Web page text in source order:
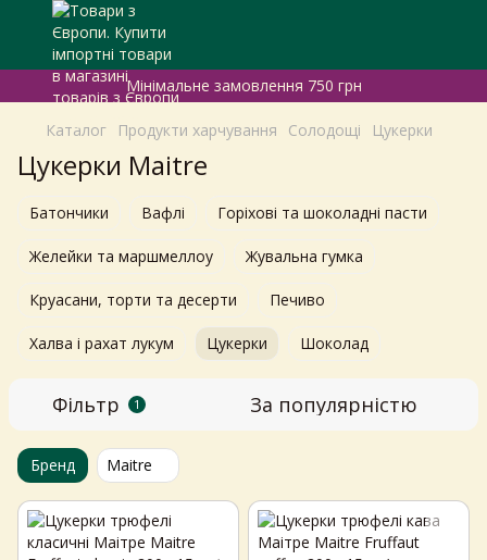
Мінімальне замовлення 750 грн
Каталог Продукти харчування Солодощі Цукерки
Цукерки Maitre
Батончики Вафлі Горіхові та шоколадні пасти
Желейки та маршмеллоу Жувальна гумка
Круасани, торти та десерти Печиво
Халва і рахат лукум Цукерки Шоколад
Фільтр 1 За популярністю
Бренд Maitre